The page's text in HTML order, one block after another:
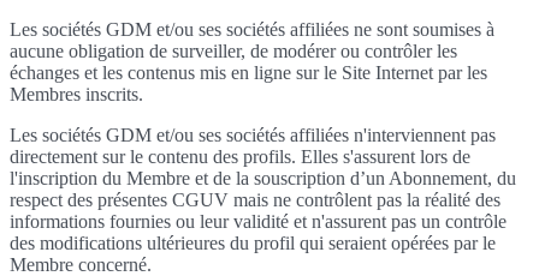
Les sociétés GDM et/ou ses sociétés affiliées ne sont soumises à
aucune obligation de surveiller, de modérer ou contrôler les
échanges et les contenus mis en ligne sur le Site Internet par les
Membres inscrits.
Les sociétés GDM et/ou ses sociétés affiliées n'interviennent pas
directement sur le contenu des profils. Elles s'assurent lors de
l'inscription du Membre et de la souscription d’un Abonnement, du
respect des présentes CGUV mais ne contrôlent pas la réalité des
informations fournies ou leur validité et n'assurent pas un contrôle
des modifications ultérieures du profil qui seraient opérées par le
Membre concerné.